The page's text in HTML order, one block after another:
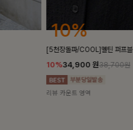
30%
리아레이스 플레어스커트
30%26,400원37,700원
리뷰 카운트 영역